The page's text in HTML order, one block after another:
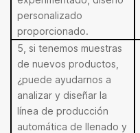
personalizado
proporcionado.
5, si tenemos muestras
de nuevos productos,
¿puede ayudarnos a
analizar y diseñar la
línea de producción
automática de llenado y